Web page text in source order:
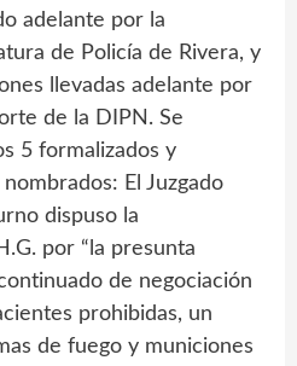
adelante por la
de Policía de Rivera, y
llevadas adelante por
de la DIPN. Se
5 formalizados y
El Juzgado
dispuso la
por “la presunta
de negociación
prohibidas, un
de fuego y municiones